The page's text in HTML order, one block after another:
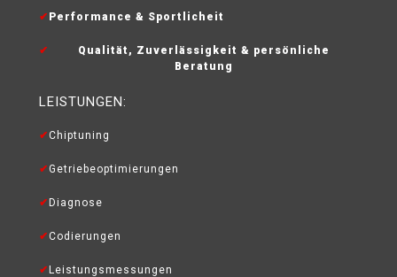
Performance & Sportlicheit
Qualität, Zuverlässigkeit & persönliche
Beratung
LEISTUNGEN:
Chiptuning
Getriebeoptimierungen
Diagnose
Codierungen
Leistungsmessungen